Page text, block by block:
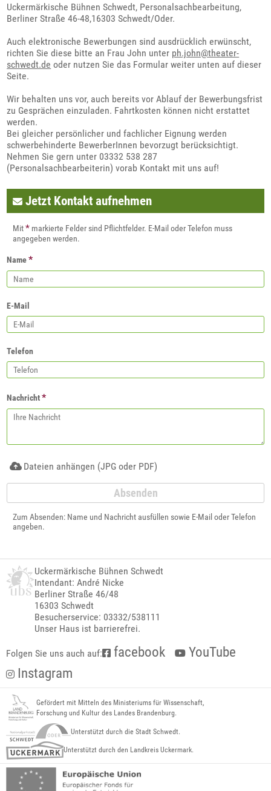
Uckermärkische Bühnen Schwedt, Personalsachbearbeitung,
Berliner Straße 46-48,16303 Schwedt/Oder.
Auch elektronische Bewerbungen sind ausdrücklich erwünscht,
richten Sie diese bitte an Frau John unter ph.john@theater-
schwedt.de oder nutzen Sie das Formular weiter unten auf dieser
Seite.
Wir behalten uns vor, auch bereits vor Ablauf der Bewerbungsfrist
zu Gesprächen einzuladen. Fahrtkosten können nicht erstattet
werden.
Bei gleicher persönlicher und fachlicher Eignung werden
schwerbehinderte BewerberInnen bevorzugt berücksichtigt.
Nehmen Sie gern unter 03332 538 287
(Personalsachbearbeiterin) vorab Kontakt mit uns auf!
Jetzt Kontakt aufnehmen
Mit* markierte Felder sind Pflichtfelder. E-Mail oder Telefon muss
angegeben werden.
Name*
E-Mail
Telefon
Nachricht*
Dateien anhängen (JPG oder PDF)
Zum Absenden: Name und Nachricht ausfüllen sowie E-Mail oder Telefon
angeben.
Uckermärkische Bühnen Schwedt
Intendant: André Nicke
Berliner Straße 46/48
16303 Schwedt
Besucherservice: 03332/538111
Unser Haus ist barrierefrei.
Folgen Sie uns auch auf: facebook
YouTube
Instagram
Gefördert mit Mitteln des Ministeriums für Wissenschaft,
Forschung und Kultur des Landes Brandenburg.
Unterstützt durch die Stadt Schwedt.
Unterstützt durch den Landkreis Uckermark.